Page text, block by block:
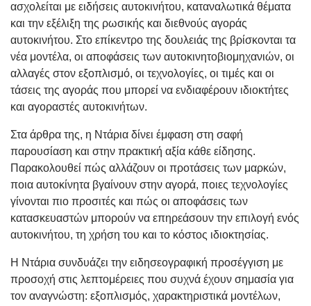
ασχολείται με ειδήσεις αυτοκινήτου, καταναλωτικά θέματα
και την εξέλιξη της ρωσικής και διεθνούς αγοράς
αυτοκινήτου. Στο επίκεντρο της δουλειάς της βρίσκονται τα
νέα μοντέλα, οι αποφάσεις των αυτοκινητοβιομηχανιών, οι
αλλαγές στον εξοπλισμό, οι τεχνολογίες, οι τιμές και οι
τάσεις της αγοράς που μπορεί να ενδιαφέρουν ιδιοκτήτες
και αγοραστές αυτοκινήτων.
Στα άρθρα της, η Ντάρια δίνει έμφαση στη σαφή
παρουσίαση και στην πρακτική αξία κάθε είδησης.
Παρακολουθεί πώς αλλάζουν οι προτάσεις των μαρκών,
ποια αυτοκίνητα βγαίνουν στην αγορά, ποιες τεχνολογίες
γίνονται πιο προσιτές και πώς οι αποφάσεις των
κατασκευαστών μπορούν να επηρεάσουν την επιλογή ενός
αυτοκινήτου, τη χρήση του και το κόστος ιδιοκτησίας.
Η Ντάρια συνδυάζει την ειδησεογραφική προσέγγιση με
προσοχή στις λεπτομέρειες που συχνά έχουν σημασία για
τον αναγνώστη: εξοπλισμός, χαρακτηριστικά μοντέλων,